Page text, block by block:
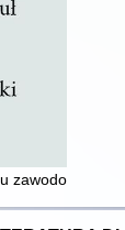
zawodowego